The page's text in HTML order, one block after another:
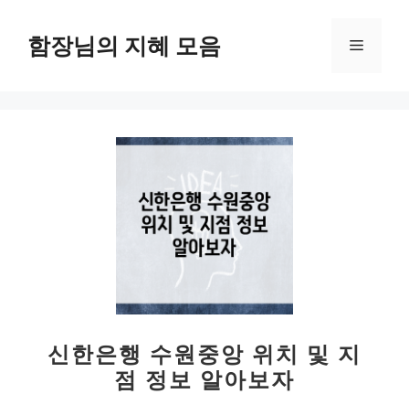
함장님의 지혜 모음 메
신한은행 수원중앙 위치 및 지
점 정보 알아보자